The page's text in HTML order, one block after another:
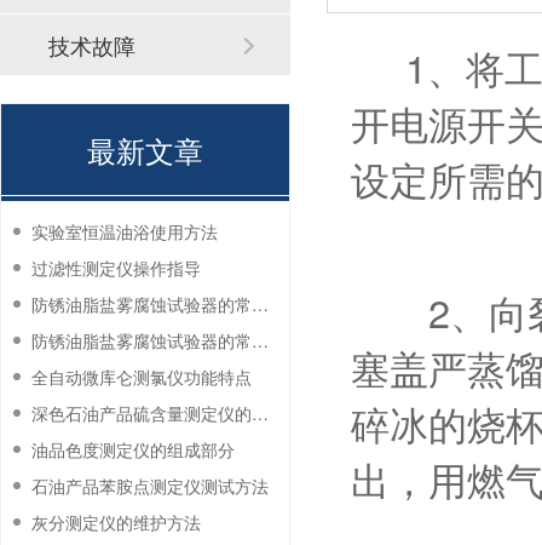
1、将工
开电源开
设定所需
2、向裂
塞盖严蒸
碎冰的烧
出，用燃
技术故障
最新文章
实验室恒温油浴使用方法
过滤性测定仪操作指导
防锈油脂盐雾腐蚀试验器的常见故障与解决方法
防锈油脂盐雾腐蚀试验器的常见故障与解决方法
全自动微库仑测氯仪功能特点
深色石油产品硫含量测定仪的工作环境要求
油品色度测定仪的组成部分
石油产品苯胺点测定仪测试方法
灰分测定仪的维护方法